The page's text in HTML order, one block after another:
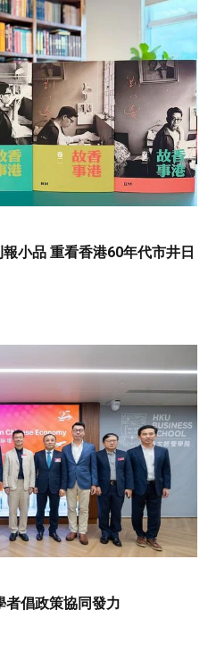
小品 重看香港60年代市井日
者倡政策協同發力